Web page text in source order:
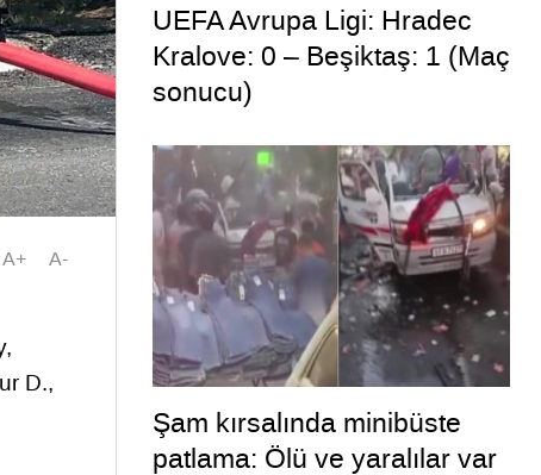
A+ A-
D.,
UEFA Avrupa Ligi: Hradec
Kralove: 0 – Beşiktaş: 1 (Maç
sonucu)
Şam kırsalında minibüste
patlama: Ölü ve yaralılar var